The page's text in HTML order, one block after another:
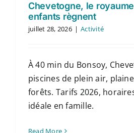
Chevetogne, le
enfants règnent
juillet 28, 2026 | Activité
À 40 min du Bonsoy,
piscines de plein air,
forêts. Tarifs 2026,
idéale en famille.